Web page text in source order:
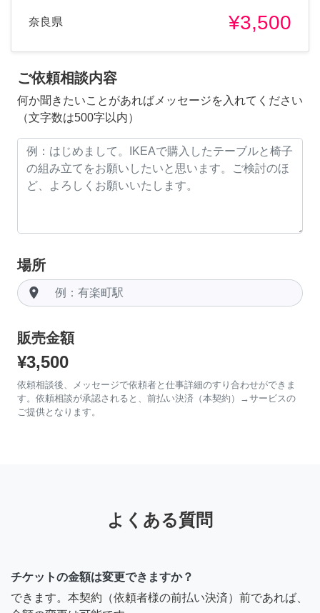
奈良県 ¥3,500
ご依頼相談内容
何か聞きたいことがあればメッセージを入れてください
（文字数は500字以内）
場所
room
販売金額
¥3,500
依頼相談後、メッセージで依頼者と仕事詳細のすり合わせができま
す。依頼相談が承認されると、前払い決済（本契約）→サービスの
ご提供となります。
よくある質問
チケットの金額は変更できますか？
できます。本契約（依頼者様の前払い決済）前であれば、